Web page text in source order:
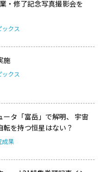
・修了記念写真撮影会を
ックス
施
ックス
ータ「富岳」で解明、 宇宙
転を持つ恒星はない？
成果